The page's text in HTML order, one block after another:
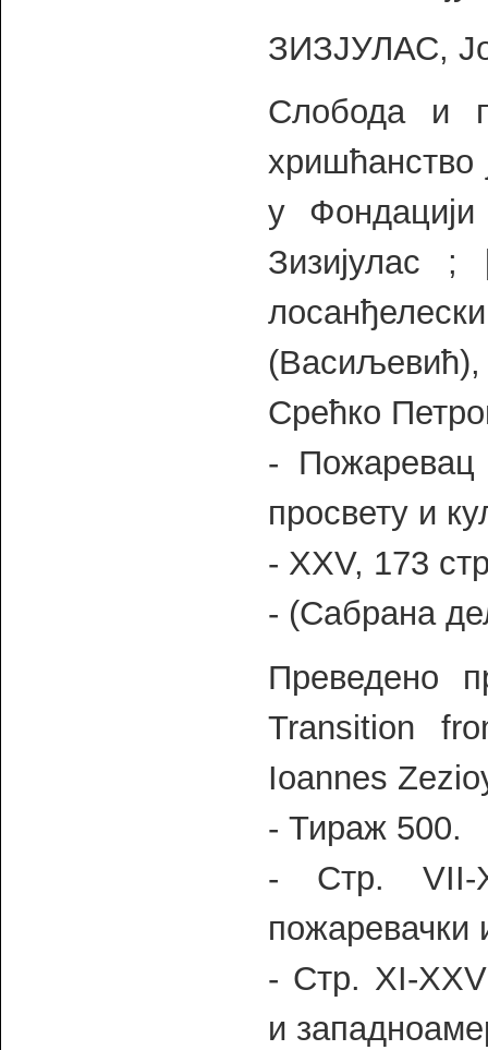
ЗИЗЈУЛАС,
Слобода и
хришћанство
у
Зизијулас ;
Срећко
- Пожаревац
просвету и
- XXV, 173
- (Сабрана
Преведено
Transition
Ioannes
- Тираж 500.
- Стр. VII-
пожаревачки
- Стр. XI-
и